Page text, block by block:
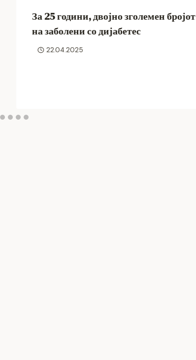
За 25 години, двојно зголемен бројот
на заболени со дијабетес
22.04.2025